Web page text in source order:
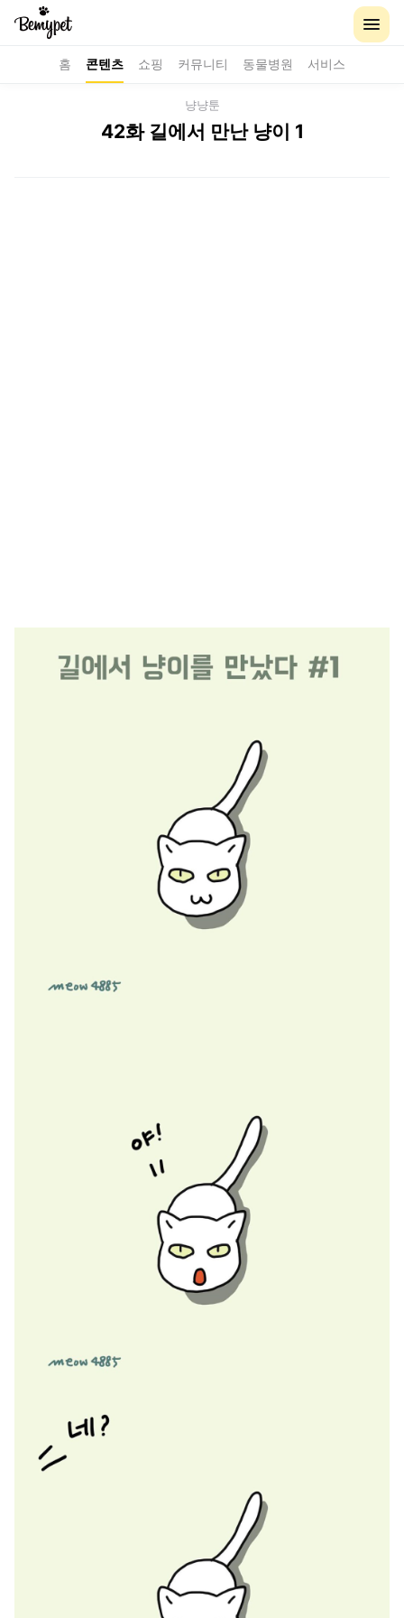
홈 콘텐츠 쇼핑 커뮤니티 동물병원 서비스
냥냥툰
42화 길에서 만난 냥이 1